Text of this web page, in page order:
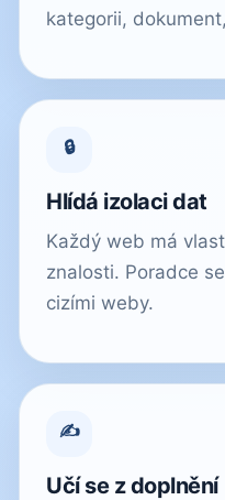
kategorii,
🔒
Hlídá izolaci dat
Každý web má
znalosti. Poradce
cizími weby.
✍
Učí se z doplnění